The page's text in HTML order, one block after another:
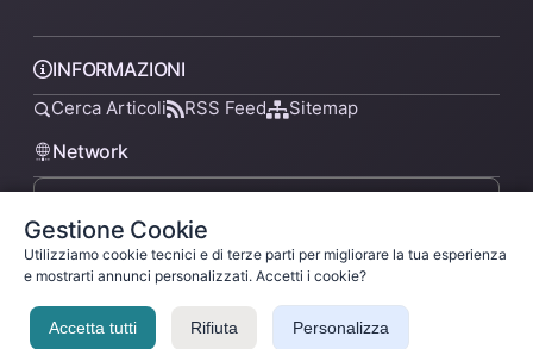
Gestione Cookie
Utilizziamo cookie tecnici e di terze parti per migliorare la tua esperienza
e mostrarti annunci personalizzati. Accetti i cookie?
Accetta tutti Rifiuta Personalizza
INFORMAZIONI
Cerca Articoli RSS Feed Sitemap
Network
lsnn.net
Privacy PolicyTermini di ServizioLicenza